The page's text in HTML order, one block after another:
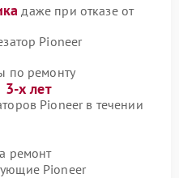
даже при отказе от
Pioneer
по ремонту
3-х лет
Pioneer в течении
ремонт
Pioneer